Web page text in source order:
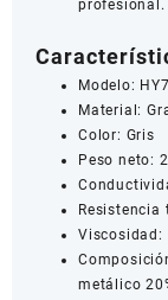
profesional.
Modelo:
Material:
Color: Gris
Peso neto:
Resistencia
Viscosidad:
metálico